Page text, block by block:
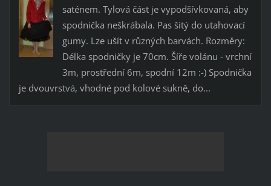
saténem. Tylová část je vypodšívkovaná, aby
spodnička neškrábala. Pas šitý do utahovací
gumy. Lze ušít v různých barvách. Rozměry:
Délka spodničky je 70cm. Šíře volánu - vrchní
3m, prostřední 6m, spodní 12m :-) Spodnička
je dvouvrstvá, vhodné pod kolové sukně, do...